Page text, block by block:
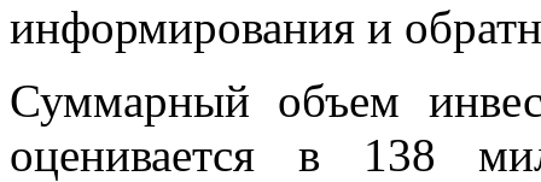
информирования и
Суммарный объем
оценивается в 138